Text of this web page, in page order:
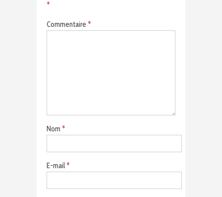
*
Commentaire *
Nom *
E-mail*